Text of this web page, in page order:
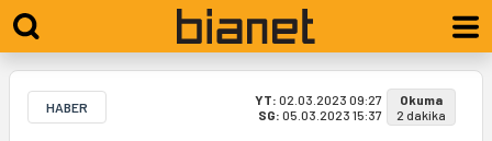
HABER YT: 02.03.2023 09:27
SG: 05.03.2023 15:37
Okuma
2 dakika